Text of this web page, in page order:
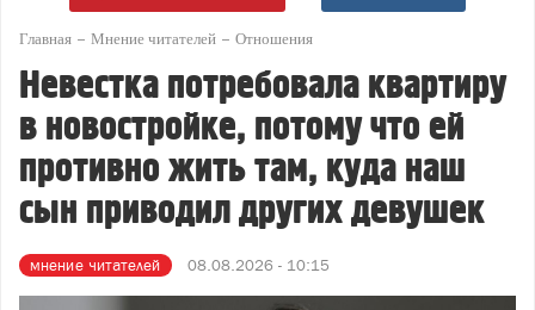
Главная Мнение читателей Отношения
Невестка потребовала квартиру
в новостройке, потому что ей
противно жить там, куда наш
сын приводил других девушек
мнение читателей 08.08.2026 - 10:15